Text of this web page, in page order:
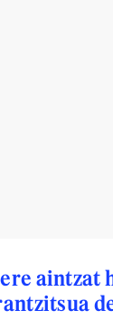
aintzat